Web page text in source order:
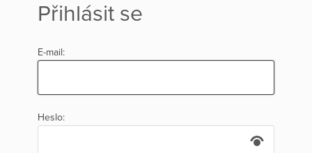
Přihlásit se
E-mail:
Heslo: